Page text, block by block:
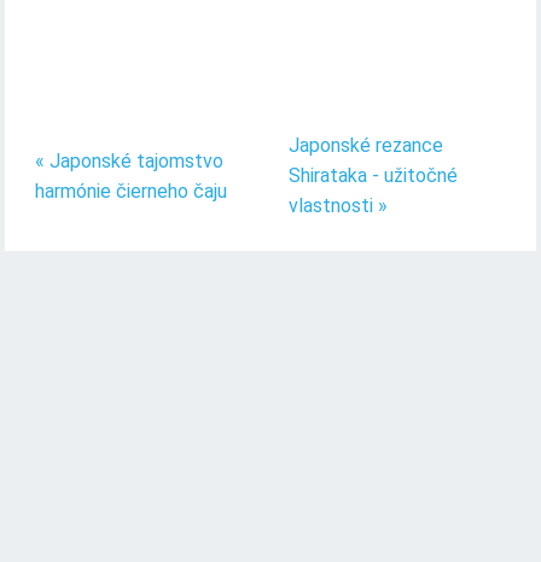
« Japonské tajomstvo
harmónie čierneho čaju
Japonské rezance
Shirataka - užitočné
vlastnosti »